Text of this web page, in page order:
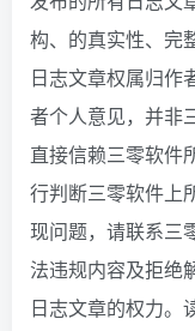
构、的真实性、完
日志文章权属归作
者个人意见，并非
直接信赖三零软件
行判断三零软件上
现问题，请联系三
法违规内容及拒绝
日志文章的权力。